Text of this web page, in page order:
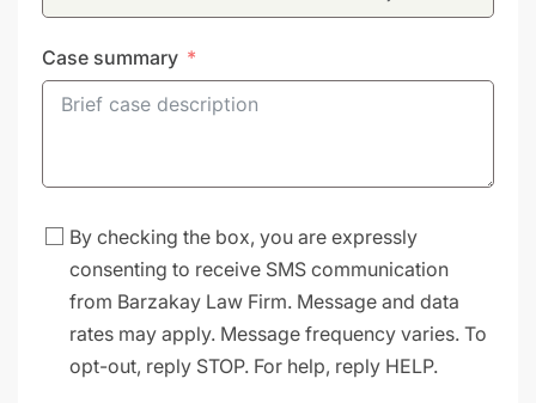
Case summary
By checking the box, you are expressly
consenting to receive SMS communication
from Barzakay Law Firm. Message and data
rates may apply. Message frequency varies. To
opt-out, reply STOP. For help, reply HELP.